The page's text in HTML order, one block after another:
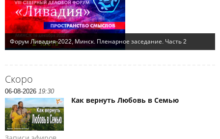
Скоро
06-08-2026 19:30
Как вернуть Любовь в Семью